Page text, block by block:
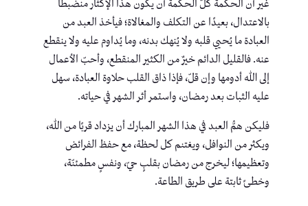
غير أن الحكمة كلّ الحكمة أن يكون هذا الإكثار منضبطًا
بالاعتدال، بعيدًا عن التكلف والمغالاة؛ فيأخذ العبد من
العبادة ما يُحيي قلبه ولا يُنهك بدنه، وما يُداوم عليه ولا ينقطع
عنه. فالقليل الدائم خيرٌ من الكثير المنقطع، وأحبّ الأعمال
إلى الله أدومها وإن قلّ، فإذا ذاق القلب حلاوة العبادة، سهل
عليه الثبات بعد رمضان، واستمر أثر الشهر في حياته.
فليكن همُّ العبد في هذا الشهر المبارك أن يزداد قربًا من الله،
ويكثر من النوافل، ويغتنم كل لحظة، مع حفظ الفرائض
وتعظيمها؛ ليخرج من رمضان بقلبٍ حيّ، ونفسٍ مطمئنّة،
وخطىً ثابتة على طريق الطاعة.